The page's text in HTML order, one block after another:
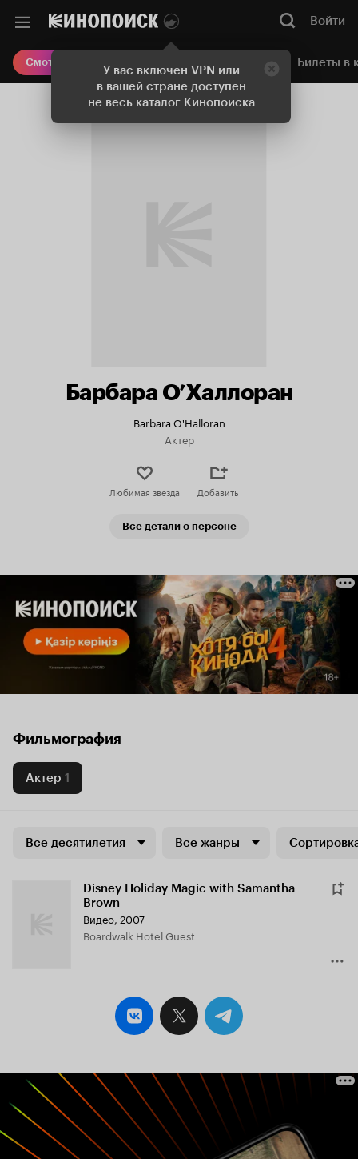
У вас включен VPN или
в вашей стране доступен
не весь каталог Кинопоиска
Войти
Смотреть кино Онлайн-кинотеатр Билеты в
Барбара О’Халлоран
Barbara O'Halloran
Актер
Любимая звезда Добавить
Все детали о персоне
Фильмография
Актер 1
Все десятилетия Все жанры
Disney Holiday Magic with Samantha
Brown
Видео, 2007
Boardwalk Hotel Guest